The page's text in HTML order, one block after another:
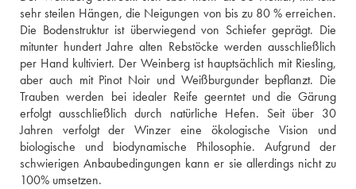
sehr steilen Hängen, die Neigungen von bis zu 80 % erreichen.
Die Bodenstruktur ist überwiegend von Schiefer geprägt. Die
mitunter hundert Jahre alten Rebstöcke werden ausschließlich
per Hand kultiviert. Der Weinberg ist hauptsächlich mit Riesling,
aber auch mit Pinot Noir und Weißburgunder bepflanzt. Die
Trauben werden bei idealer Reife geerntet und die Gärung
erfolgt ausschließlich durch natürliche Hefen. Seit über 30
Jahren verfolgt der Winzer eine ökologische Vision und
biologische und biodynamische Philosophie. Aufgrund der
schwierigen Anbaubedingungen kann er sie allerdings nicht zu
100% umsetzen.